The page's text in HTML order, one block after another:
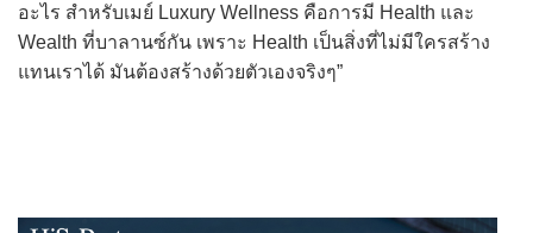
อะไร สำหรับเมย์ Luxury Wellness คือการมี Health และ
Wealth ที่บาลานซ์กัน เพราะ Health เป็นสิ่งที่ไม่มีใครสร้าง
แทนเราได้ มันต้องสร้างด้วยตัวเองจริงๆ”